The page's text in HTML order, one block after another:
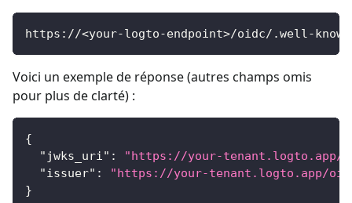
https://<your-logto-endpoint>/oidc/.well-
Voici un exemple de réponse (autres champs omis
pour plus de clarté) :
{
"jwks_uri" :
"https://your-tenant.logto.app/
"issuer" :
"https://your-tenant.logto.app/
}